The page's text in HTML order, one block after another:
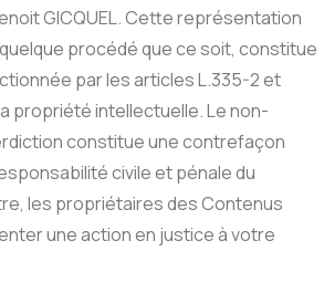
GICQUEL. Cette représentation
procédé que ce soit, constitue
par les articles L.335-2 et
propriété intellectuelle. Le non-
constitue une contrefaçon
civile et pénale du
les propriétaires des Contenus
une action en justice à votre